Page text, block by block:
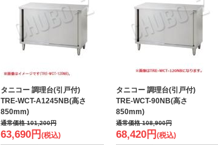
タニコー 調理台(引戸付)
TRE-WCT-A1245NB(高さ
850mm)
通常価格101,200円
63,690円 (税込)
タニコー 調理台(引戸付)
TRE-WCT-90NB(高さ
850mm)
通常価格108,900円
68,420円 (税込)